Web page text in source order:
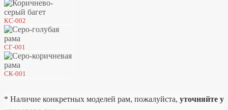
КС-002
СГ-001
СК-001
* Наличие конкретных моделей рам, пожалуйста, уточняйте у